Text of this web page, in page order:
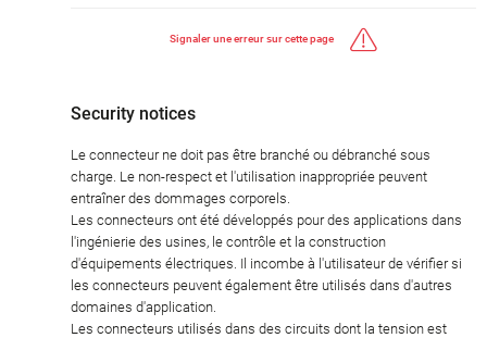
Signaler une erreur sur cette page
Security notices
Le connecteur ne doit pas être branché ou débranché sous
charge. Le non-respect et l'utilisation inappropriée peuvent
entraîner des dommages corporels.
Les connecteurs ont été développés pour des applications dans
l'ingénierie des usines, le contrôle et la construction
d'équipements électriques. Il incombe à l'utilisateur de vérifier si
les connecteurs peuvent également être utilisés dans d'autres
domaines d'application.
Les connecteurs utilisés dans des circuits dont la tension est